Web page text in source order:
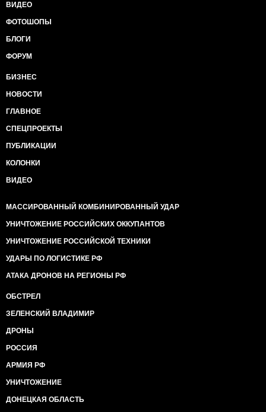
ВИДЕО
ФОТОШОПЫ
БЛОГИ
ФОРУМ
БИЗНЕС
НОВОСТИ
ГЛАВНОЕ
СПЕЦПРОЕКТЫ
ПУБЛИКАЦИИ
КОЛОНКИ
ВИДЕО
МАССИРОВАННЫЙ КОМБИНИРОВАННЫЙ УДАР
УНИЧТОЖЕНИЕ РОССИЙСКИХ ОККУПАНТОВ
УНИЧТОЖЕНИЕ РОССИЙСКОЙ ТЕХНИКИ
УДАРЫ ПО ЛОГИСТИКЕ РФ
АТАКА ДРОНОВ НА РЕГИОНЫ РФ
ОБСТРЕЛ
ЗЕЛЕНСКИЙ ВЛАДИМИР
ДРОНЫ
РОССИЯ
АРМИЯ РФ
УНИЧТОЖЕНИЕ
ДОНЕЦКАЯ ОБЛАСТЬ